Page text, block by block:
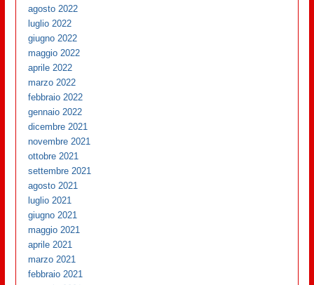
agosto 2022
luglio 2022
giugno 2022
maggio 2022
aprile 2022
marzo 2022
febbraio 2022
gennaio 2022
dicembre 2021
novembre 2021
ottobre 2021
settembre 2021
agosto 2021
luglio 2021
giugno 2021
maggio 2021
aprile 2021
marzo 2021
febbraio 2021